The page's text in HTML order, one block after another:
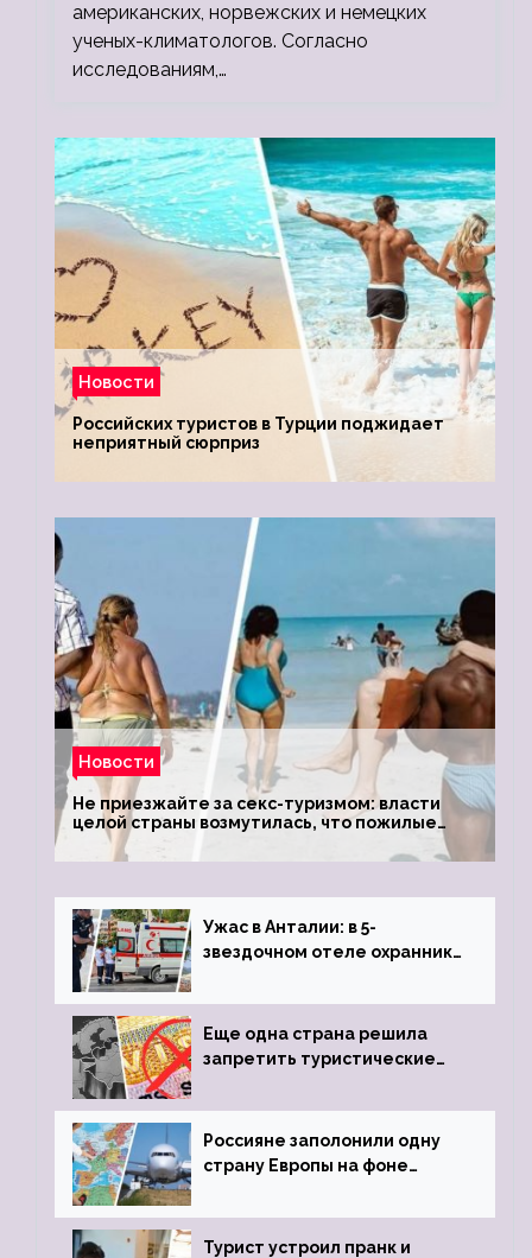
американских, норвежских и немецких
ученых-климатологов. Согласно
исследованиям,…
Новости
Российских туристов в Турции поджидает
неприятный сюрприз
Новости
Не приезжайте за секс-туризмом: власти
целой страны возмутилась, что пожилые
туристки массово едут к ним, чтобы
обзавестись молодыми любовниками
Ужас в Анталии: в 5-
звездочном отеле охранник
пистолета
Еще одна страна решила
запретить туристические
Россияне заполонили одну
страну Европы на фоне
виз
Турист устроил пранк и